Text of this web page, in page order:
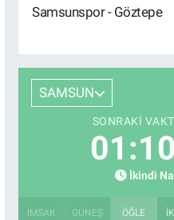
Samsunspor - Göztepe
SAMSUN
SONRAKI
İkindi
İMSAK GÜNEŞ ÖĞLE